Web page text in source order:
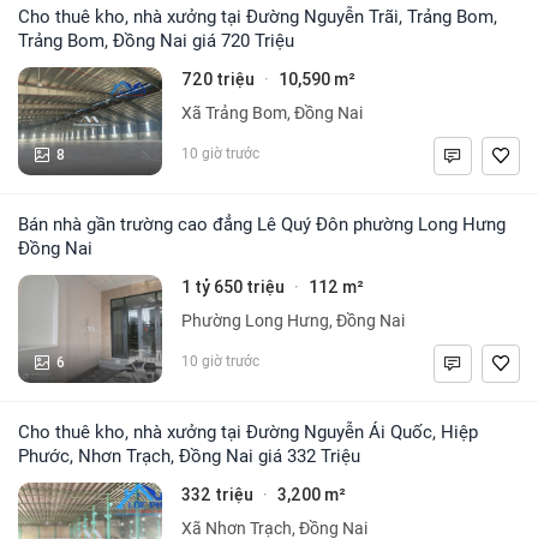
Cho thuê kho, nhà xưởng tại Đường Nguyễn Trãi, Trảng Bom,
Trảng Bom, Đồng Nai giá 720 Triệu
8
720 triệu · 10,590 m²
Xã Trảng Bom, Đồng Nai
10 giờ trước
Bán nhà gần trường cao đẳng Lê Quý Đôn phường Long Hưng
Đồng Nai
6
1 tỷ 650 triệu · 112 m²
Phường Long Hưng, Đồng Nai
10 giờ trước
Cho thuê kho, nhà xưởng tại Đường Nguyễn Ái Quốc, Hiệp
Phước, Nhơn Trạch, Đồng Nai giá 332 Triệu
332 triệu · 3,200 m²
Xã Nhơn Trạch, Đồng Nai